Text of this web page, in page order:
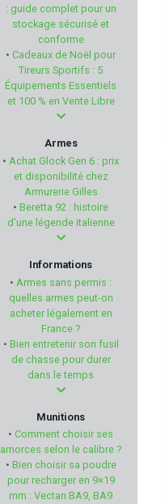
SAKO
TREELAND
HORNADY
Armurerie GILLES
MIDLAND
H&N
KELTEC
ZOLI
DANIEL DEFENSE
FOT - Focus On Tools
: guide complet pour un
stockage sécurisé et
conforme
• Cadeaux de Noël pour
Tireurs Sportifs : 5
Équipements Essentiels
et 100 % en Vente Libre
Armes
• Achat Glock Gen 6 : prix
et disponibilité chez
Armurerie Gilles
• Beretta 92 : histoire
d'une légende italienne
Informations
• Armes sans permis :
quelles armes peut-on
acheter légalement en
France ?
• Bien entretenir son fusil
de chasse pour durer
dans le temps
Munitions
• Comment choisir ses
amorces selon le calibre ?
• Bien choisir sa poudre
pour recharger en 9×19
mm : Vectan BA9, BA9